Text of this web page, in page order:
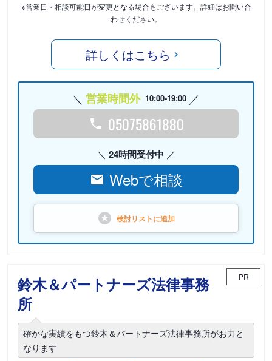
※営業日・相談可能日が変更となる場合もございます。詳細はお問い合
わせください。
詳しくはこちら
営業時間外 10:00-19:00
05075861880
24時間受付中
Webで相談
検討リストに追加
鈴木＆パートナーズ法律事務
所
PR
確かな実績をもつ鈴木＆パートナーズ法律事務所がお力と
なります